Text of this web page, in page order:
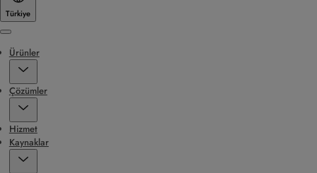
Türkiye
Menu
Ürünler
Çözümler
Hizmet
Kaynaklar